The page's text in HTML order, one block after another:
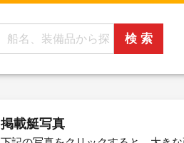
掲載艇写真